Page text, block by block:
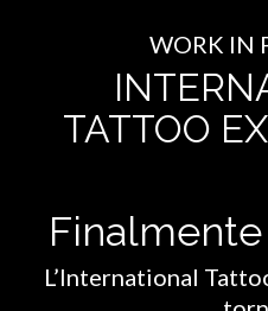
WORK IN
TATTOO
Finalmente
L’International